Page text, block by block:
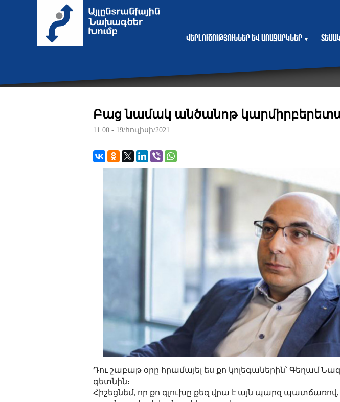
Վերլուծություններ և առաջարկներ ▼
Բաց նամակ անծանոթ
11:00 - 19/հուլիսի/2021
Դու շաբաթ օրը հրամայել ես քո կոլեգաներին՝ Գեղամ
գետնին։
Հիշեցնեմ, որ քո գլուխը քեզ վրա է այն պարզ